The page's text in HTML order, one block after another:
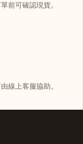
前可確認現貨。
線上客服協助。